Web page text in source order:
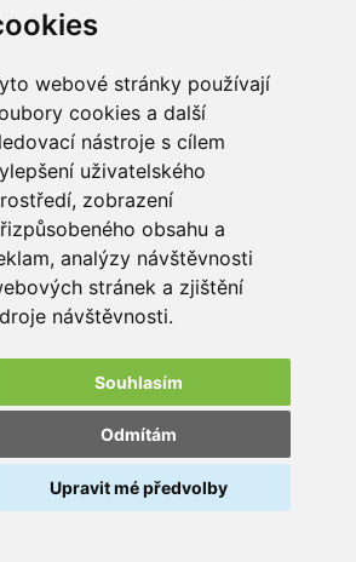
webové stránky používají
cookies a další
nástroje s cílem
uživatelského
zobrazení
obsahu a
analýzy návštěvnosti
stránek a zjištění
návštěvnosti.
Souhlasím
Odmítám
Upravit mé předvolby
zpracovávali téma
ve spojení
Systém
Nastavení cookies
osobních údajů
odběru odpadních přenosných baterií
se společnostíREMA Battery